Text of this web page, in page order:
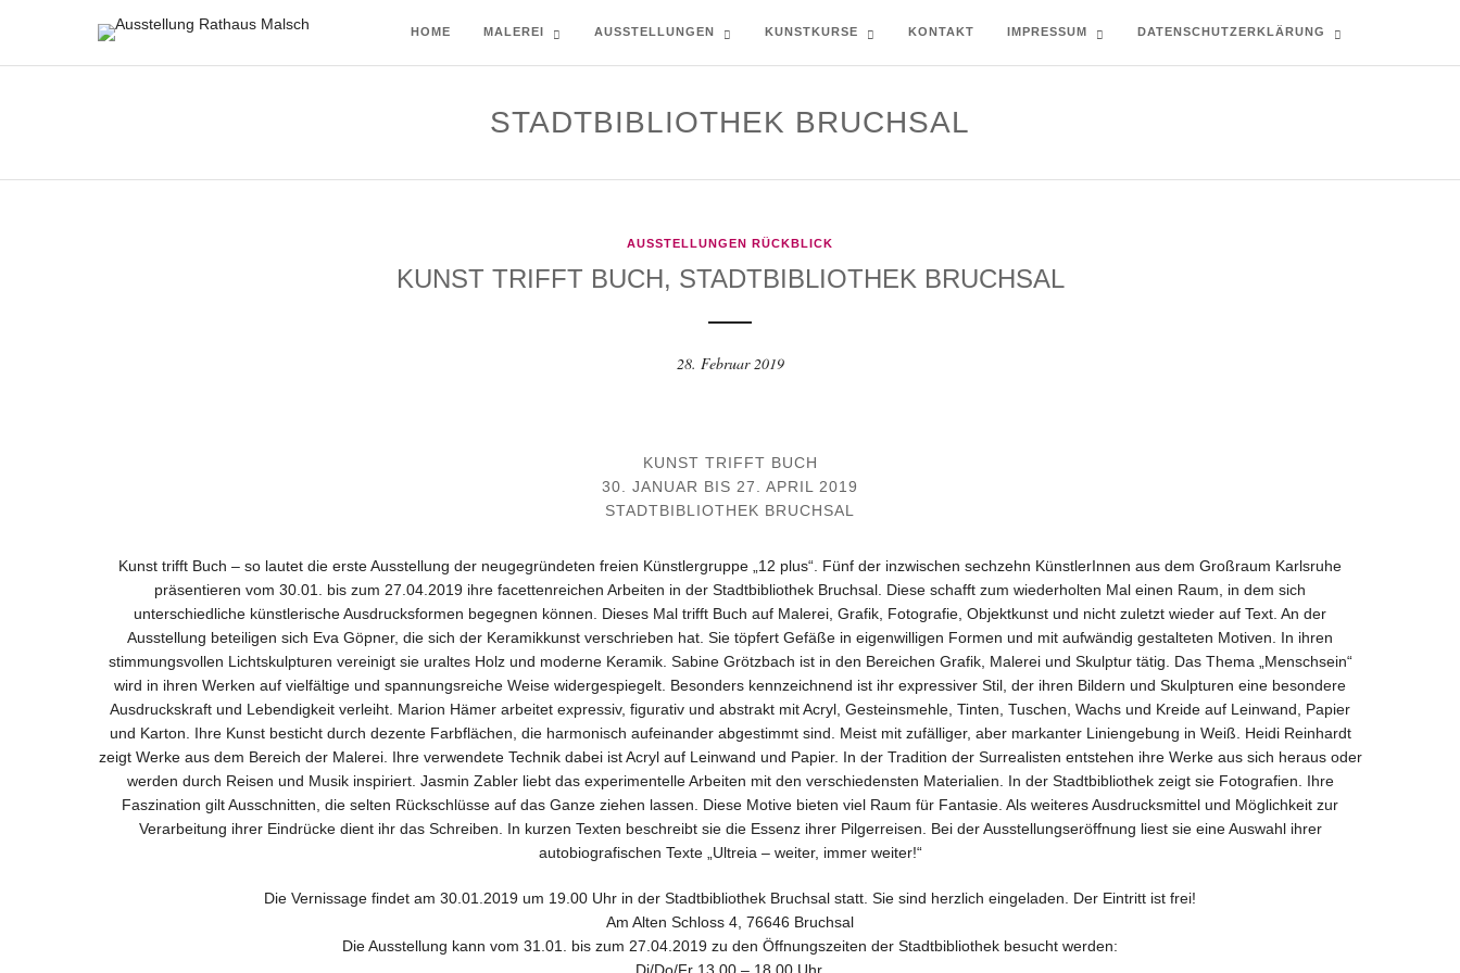
HOME MALEREI AUSSTELLUNGEN KUNSTKURSE KONTAKT IMPRESSUM DATENSCHUTZERKLÄRUNG
STADTBIBLIOTHEK BRUCHSAL
AUSSTELLUNGEN RÜCKBLICK
KUNST TRIFFT BUCH, STADTBIBLIOTHEK BRUCHSAL
28. Februar 2019
KUNST TRIFFT BUCH
30. JANUAR BIS 27. APRIL 2019
STADTBIBLIOTHEK BRUCHSAL
Kunst trifft Buch – so lautet die erste Ausstellung der neugegründeten freien Künstlergruppe „12 plus“. Fünf der inzwischen sechzehn KünstlerInnen aus dem Großraum Karlsruhe
präsentieren vom 30.01. bis zum 27.04.2019 ihre facettenreichen Arbeiten in der Stadtbibliothek Bruchsal. Diese schafft zum wiederholten Mal einen Raum, in dem sich
unterschiedliche künstlerische Ausdrucksformen begegnen können. Dieses Mal trifft Buch auf Malerei, Grafik, Fotografie, Objektkunst und nicht zuletzt wieder auf Text. An der
Ausstellung beteiligen sich Eva Göpner, die sich der Keramikkunst verschrieben hat. Sie töpfert Gefäße in eigenwilligen Formen und mit aufwändig gestalteten Motiven. In ihren
stimmungsvollen Lichtskulpturen vereinigt sie uraltes Holz und moderne Keramik. Sabine Grötzbach ist in den Bereichen Grafik, Malerei und Skulptur tätig. Das Thema „Menschsein“
wird in ihren Werken auf vielfältige und spannungsreiche Weise widergespiegelt. Besonders kennzeichnend ist ihr expressiver Stil, der ihren Bildern und Skulpturen eine besondere
Ausdruckskraft und Lebendigkeit verleiht. Marion Hämer arbeitet expressiv, figurativ und abstrakt mit Acryl, Gesteinsmehle, Tinten, Tuschen, Wachs und Kreide auf Leinwand, Papier
und Karton. Ihre Kunst besticht durch dezente Farbflächen, die harmonisch aufeinander abgestimmt sind. Meist mit zufälliger, aber markanter Liniengebung in Weiß. Heidi Reinhardt
zeigt Werke aus dem Bereich der Malerei. Ihre verwendete Technik dabei ist Acryl auf Leinwand und Papier. In der Tradition der Surrealisten entstehen ihre Werke aus sich heraus oder
werden durch Reisen und Musik inspiriert. Jasmin Zabler liebt das experimentelle Arbeiten mit den verschiedensten Materialien. In der Stadtbibliothek zeigt sie Fotografien. Ihre
Faszination gilt Ausschnitten, die selten Rückschlüsse auf das Ganze ziehen lassen. Diese Motive bieten viel Raum für Fantasie. Als weiteres Ausdrucksmittel und Möglichkeit zur
Verarbeitung ihrer Eindrücke dient ihr das Schreiben. In kurzen Texten beschreibt sie die Essenz ihrer Pilgerreisen. Bei der Ausstellungseröffnung liest sie eine Auswahl ihrer
autobiografischen Texte „Ultreia – weiter, immer weiter!“
Die Vernissage findet am 30.01.2019 um 19.00 Uhr in der Stadtbibliothek Bruchsal statt. Sie sind herzlich eingeladen. Der Eintritt ist frei!
Am Alten Schloss 4, 76646 Bruchsal
Die Ausstellung kann vom 31.01. bis zum 27.04.2019 zu den Öffnungszeiten der Stadtbibliothek besucht werden: